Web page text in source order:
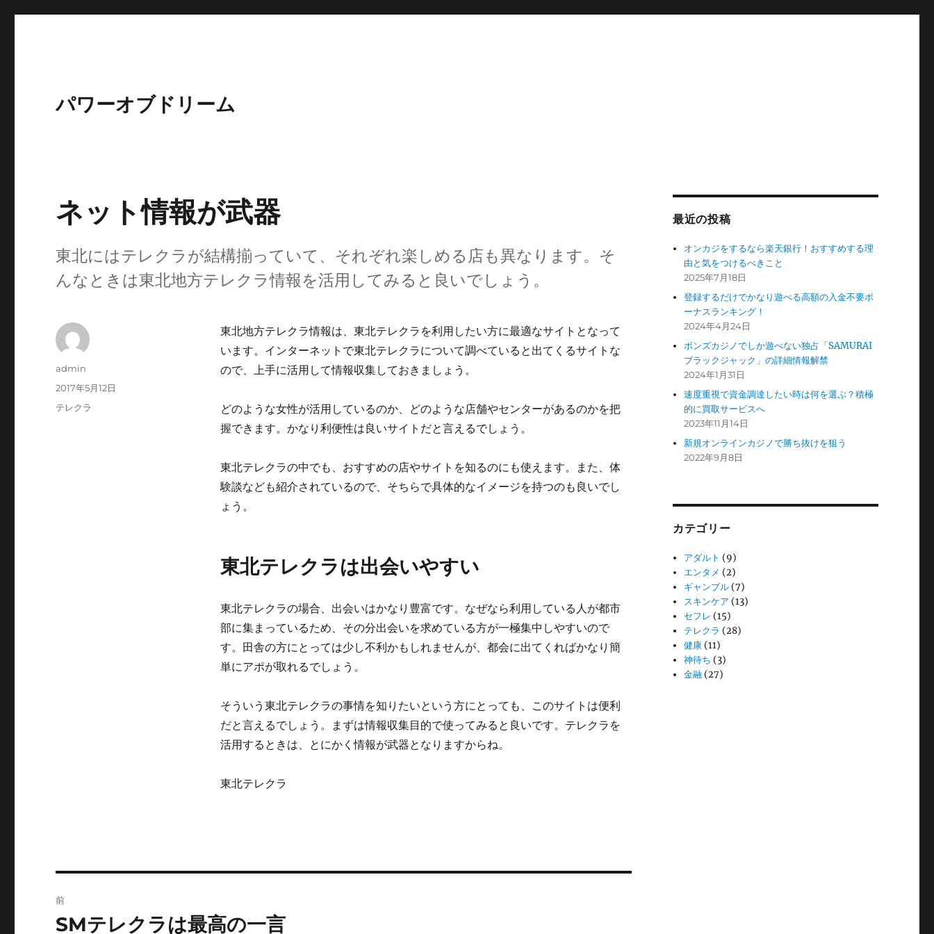
パワーオブドリーム
ネット情報が武器
東北にはテレクラが結構揃っていて、それぞれ楽しめる店も異なります。そ
んなときは東北地方テレクラ情報を活用してみると良いでしょう。
東北地方テレクラ情報は、東北テレクラを利用したい方に最適なサイトとなって
います。インターネットで東北テレクラについて調べていると出てくるサイトな
ので、上手に活用して情報収集しておきましょう。
どのような女性が活用しているのか、どのような店舗やセンターがあるのかを把
握できます。かなり利便性は良いサイトだと言えるでしょう。
東北テレクラの中でも、おすすめの店やサイトを知るのにも使えます。また、体
験談なども紹介されているので、そちらで具体的なイメージを持つのも良いでし
ょう。
東北テレクラは出会いやすい
東北テレクラの場合、出会いはかなり豊富です。なぜなら利用している人が都市
部に集まっているため、その分出会いを求めている方が一極集中しやすいので
す。田舎の方にとっては少し不利かもしれませんが、都会に出てくればかなり簡
単にアポが取れるでしょう。
そういう東北テレクラの事情を知りたいという方にとっても、このサイトは便利
だと言えるでしょう。まずは情報収集目的で使ってみると良いです。テレクラを
活用するときは、とにかく情報が武器となりますからね。
東北テレクラ
投
admin
投
2017年5月12日
カ
テレクラ
稿
前
前
SMテレクラは最高の一言
最近の投稿
オンカジをするなら楽天銀行！おすすめする理
由と気をつけるべきこと
2025年7月18日
登録するだけでかなり遊べる高額の入金不要ボ
ーナスランキング！
2024年4月24日
ボンズカジノでしか遊べない独占「SAMURAI
ブラックジャック」の詳細情報解禁
2024年1月31日
速度重視で資金調達したい時は何を選ぶ？積極
的に買取サービスへ
2023年11月14日
新規オンラインカジノで勝ち抜けを狙う
2022年9月8日
カテゴリー
アダルト (9)
エンタメ (2)
ギャンブル (7)
スキンケア (13)
セフレ (15)
テレクラ (28)
健康 (11)
神待ち (3)
金融 (27)